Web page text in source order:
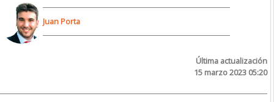
Juan Porta
Última actualización
15 marzo 2023 05:20